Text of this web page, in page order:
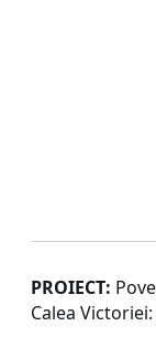
PROIECT:
Calea